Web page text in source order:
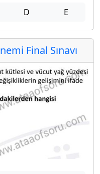
D E
Final Sınavı